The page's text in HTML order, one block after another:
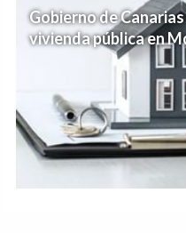
Gobierno de
vivienda pública en